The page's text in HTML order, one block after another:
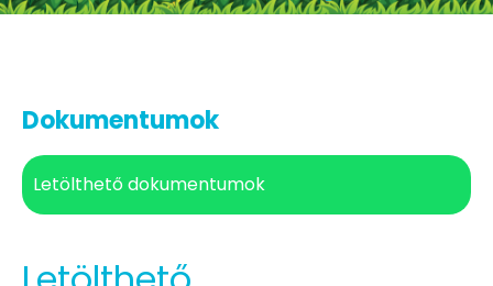
Dokumentumok
Letölthető dokumentumok